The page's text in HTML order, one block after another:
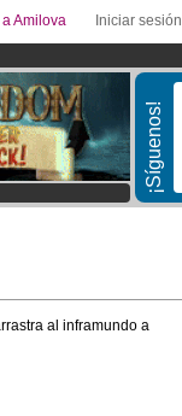
Iniciar sesión
Amilova
¡Síguenos!
al inframundo a